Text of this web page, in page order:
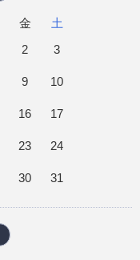
金
土
2 3
9 10
16 17
23 24
30 31